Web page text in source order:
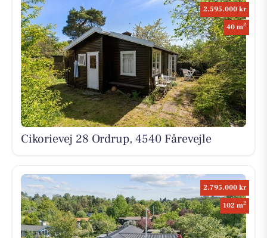
2.595.000 kr
40 m2
Cikorievej 28 Ordrup, 4540 Fårevejle
2.795.000 kr
102 m2